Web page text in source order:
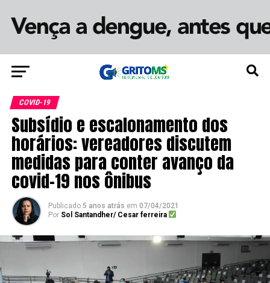
COVID-19
Subsídio e escalonamento dos
horários: vereadores discutem
medidas para conter avanço da
covid-19 nos ônibus
Publicado 5 anos atrás em 07/04/2021
Por Sol Santandher/ Cesar ferreira